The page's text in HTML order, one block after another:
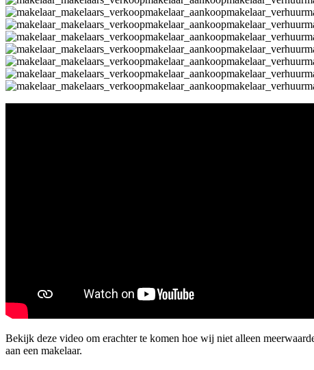
Bekijk deze video om erachter te komen hoe wij niet alleen
aan een makelaar.